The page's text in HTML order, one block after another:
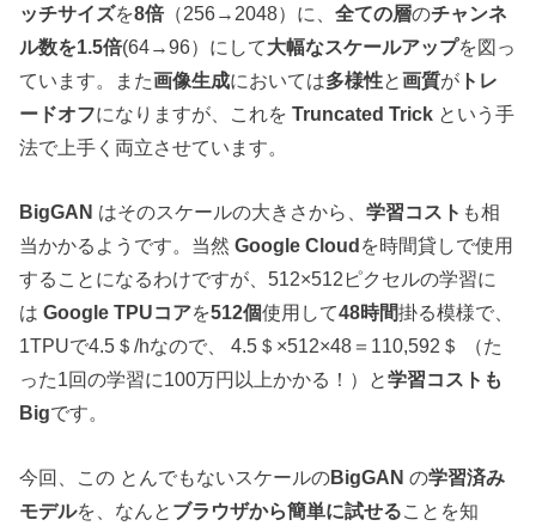
ッチサイズを8倍（256→2048）に、全ての層のチャンネ
ル数を1.5倍(64→96）にして大幅なスケールアップを図っ
ています。また画像生成においては多様性と画質が トレ
ードオフになりますが、これをTruncated Trick という手
法で上手く両立させています。
BigGAN はそのスケールの大きさから、学習コスト も相
当かかるようです。当然Google Cloudを時間貸しで使用
することになるわけですが、512×512ピクセルの学習に
はGoogle TPUコアを512個使用して48時間掛る模様で、
1TPUで4.5＄/hなので、 4.5＄×512×48＝110,592＄ （た
った1回の学習に100万円以上かかる！）と学習コストも
Bigです。
今回、この とんでもないスケールのBigGAN の学習済み
モデルを、なんと ブラウザから簡単に試せることを知